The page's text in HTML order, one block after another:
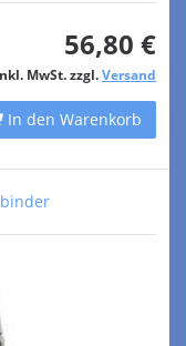
56,80 €
MwSt. zzgl.Versand
In den Warenkorb